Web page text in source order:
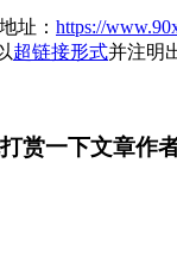
址： https://
超链接形式并注明
赏一下文章作